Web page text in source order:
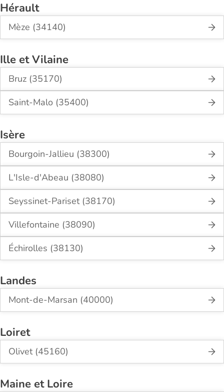
Hérault
Mèze (34140)
Ille et Vilaine
Bruz (35170)
Saint-Malo (35400)
Isère
Bourgoin-Jallieu (38300)
L'Isle-d'Abeau (38080)
Seyssinet-Pariset (38170)
Villefontaine (38090)
Échirolles (38130)
Landes
Mont-de-Marsan (40000)
Loiret
Olivet (45160)
Maine et Loire